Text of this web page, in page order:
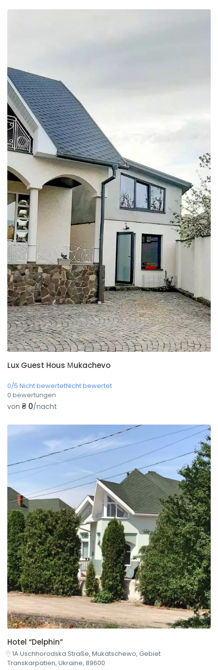
Lux Guest Hous Мukachevo
0/5 Nicht bewertetNicht bewertet
0 bewertungen
von ₴ 0/nacht
Hotel “Delphin”
1A Uschhorodska Straße, Mukatschewo, Gebiet
Transkarpatien, Ukraine, 89600